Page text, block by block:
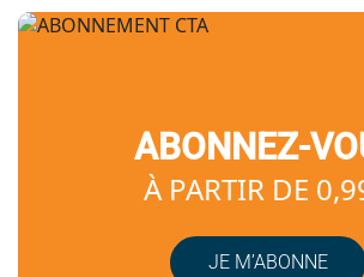
ABONNEZ-
À PARTIR DE
JE M’ABONNE